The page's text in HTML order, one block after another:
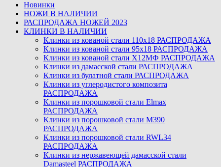
Новинки
НОЖИ В НАЛИЧИИ
РАСПРОДАЖА НОЖЕЙ 2023
КЛИНКИ В НАЛИЧИИ
Клинки из кованой стали 110х18 РАСПРОДАЖА
Клинки из кованой стали 95х18 РАСПРОДАЖА
Клинки из кованой стали Х12МФ РАСПРОДАЖА
Клинки из дамасской стали РАСПРОДАЖА
Клинки из булатной стали РАСПРОДАЖА
Клинки из углеродистого композита
РАСПРОДАЖА
Клинки из порошковой стали Elmax
РАСПРОДАЖА
Клинки из порошковой стали M390
РАСПРОДАЖА
Клинки из порошковой стали RWL34
РАСПРОДАЖА
Клинки из нержавеющей дамасской стали
Damasteel РАСПРОДАЖА